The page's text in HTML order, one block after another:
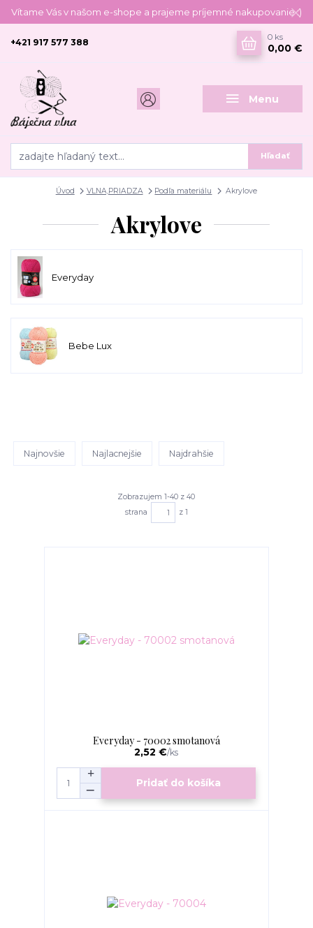
Vítame Vás v našom e-shope a prajeme príjemné nakupovanie :)
Menu
Hľadať
+421 917 577 388
0 ks
0,00 €
Úvod VLNA,PRIADZA Podľa materiálu Akrylove
Akrylove
Everyday
Bebe Lux
Najnovšie Najlacnejšie Najdrahšie
Zobrazujem 1-40 z 40
strana
z 1
Everyday - 70002 smotanová
2,52 €/ks
Pridať do košíka